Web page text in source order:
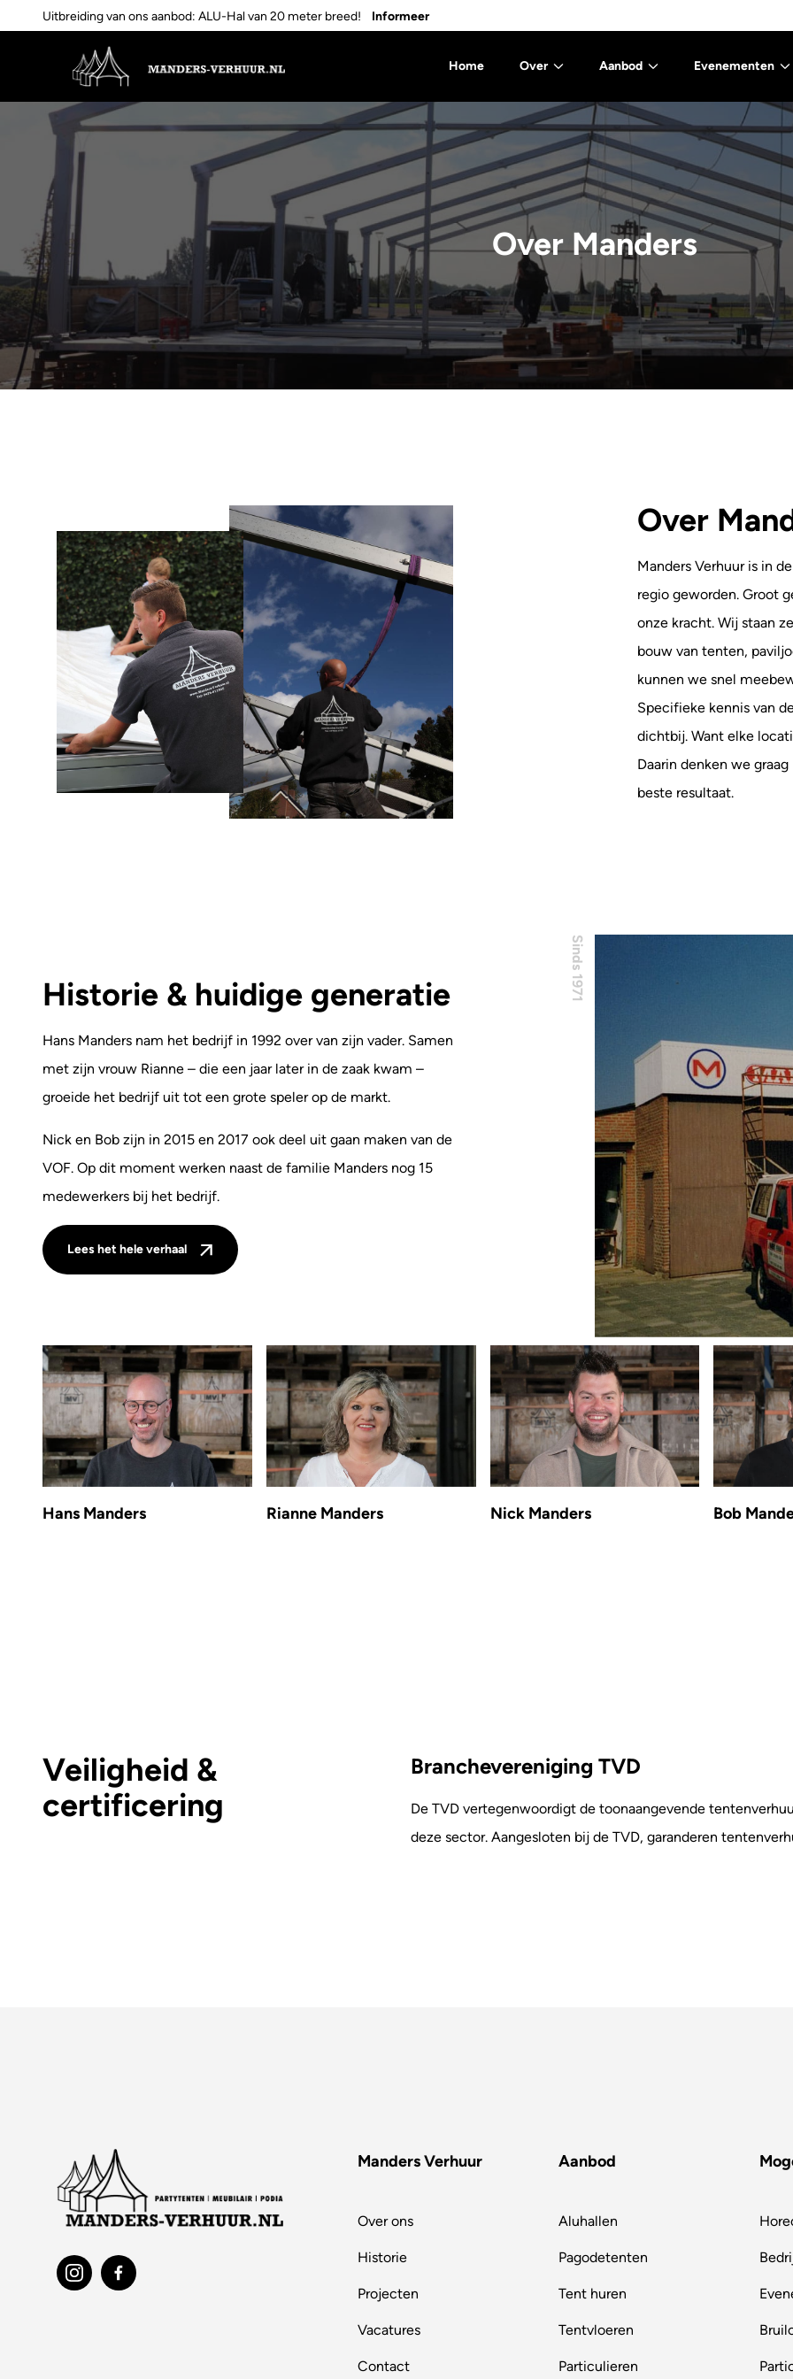
Uitbreiding van ons aanbod: ALU-Hal van 20 meter breed! Informeer
Home Over
Historie
Aanbod
Tenten
Aluhallen
Meubilair
Tentvloeren
Particulieren
Webshop
Evenementen
Horeca
Bedrijven
Evenementen
Bruiloften
Over Manders
Over
Manders Verhuur is in
regio geworden. Groot
onze kracht. Wij staan
bouw van tenten,
kunnen we snel
Specifieke kennis van
dichtbij. Want elke
Daarin denken we
beste resultaat.
Sinds 1971
Historie & huidige generatie
Hans Manders nam het bedrijf in 1992 over van zijn vader. Samen
met zijn vrouw Rianne – die een jaar later in de zaak kwam –
groeide het bedrijf uit tot een grote speler op de markt.
Nick en Bob zijn in 2015 en 2017 ook deel uit gaan maken van de
VOF. Op dit moment werken naast de familie Manders nog 15
medewerkers bij het bedrijf.
Lees het hele verhaal
Hans Manders Rianne Manders Nick Manders Bob
Veiligheid &
certificering
Branchevereniging TVD
De TVD vertegenwoordigt de toonaangevende
deze sector. Aangesloten bij de TVD, garanderen
Manders Verhuur
Over ons
Historie
Projecten
Vacatures
Contact
Aanbod
Aluhallen
Pagodetenten
Tent huren
Tentvloeren
Particulieren